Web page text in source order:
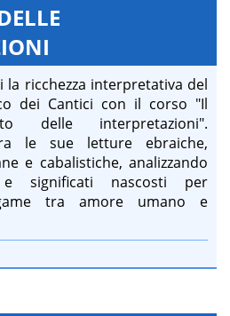
la ricchezza interpretativa del
dei Cantici con il corso "Il
delle interpretazioni".
le sue letture ebraiche,
e cabalistiche, analizzando
significati nascosti per
tra amore umano e